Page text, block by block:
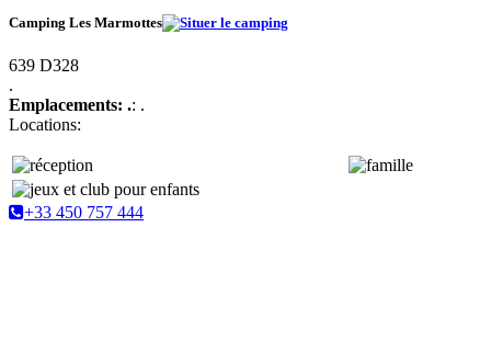
Camping Les Marmottes
639 D328
.
Emplacements: .: .
Locations:
+33 450 757 444